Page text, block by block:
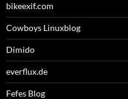
bikeexif.com
Cowboys Linuxblog
Dimido
everflux.de
Fefes Blog